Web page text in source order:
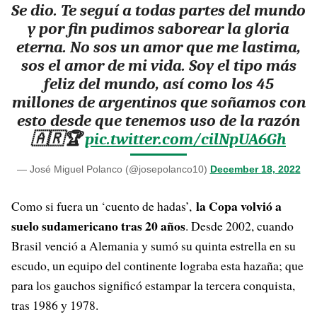
Se dio. Te seguí a todas partes del mundo
y por fin pudimos saborear la gloria
eterna. No sos un amor que me lastima,
sos el amor de mi vida. Soy el tipo más
feliz del mundo, así como los 45
millones de argentinos que soñamos con
esto desde que tenemos uso de la razón
🇦🇷🏆pic.twitter.com/cilNpUA6Gh
— José Miguel Polanco (@josepolanco10) December 18, 2022
Como si fuera un ‘cuento de hadas’, la Copa volvió a
suelo sudamericano tras 20 años. Desde 2002, cuando
Brasil venció a Alemania y sumó su quinta estrella en su
escudo, un equipo del continente lograba esta hazaña; que
para los gauchos significó estampar la tercera conquista,
tras 1986 y 1978.